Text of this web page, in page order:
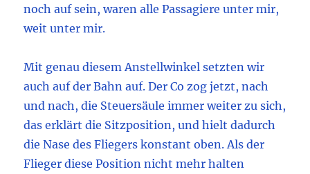
noch auf sein, waren alle Passagiere unter mir,
weit unter mir.
Mit genau diesem Anstellwinkel setzten wir
auch auf der Bahn auf. Der Co zog jetzt, nach
und nach, die Steuersäule immer weiter zu sich,
das erklärt die Sitzposition, und hielt dadurch
die Nase des Fliegers konstant oben. Als der
Flieger diese Position nicht mehr halten